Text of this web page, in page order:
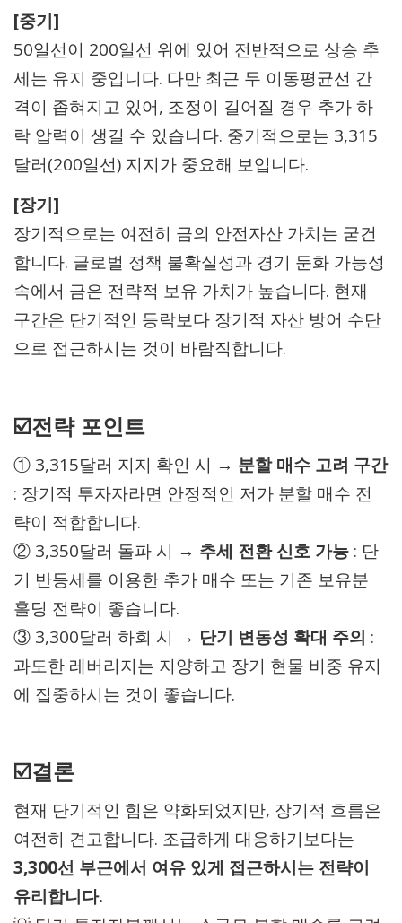
[중기]
50일선이 200일선 위에 있어 전반적으로 상승 추
세는 유지 중입니다. 다만 최근 두 이동평균선 간
격이 좁혀지고 있어, 조정이 길어질 경우 추가 하
락 압력이 생길 수 있습니다. 중기적으로는 3,315
달러(200일선) 지지가 중요해 보입니다.
[장기]
장기적으로는 여전히 금의 안전자산 가치는 굳건
합니다. 글로벌 정책 불확실성과 경기 둔화 가능성
속에서 금은 전략적 보유 가치가 높습니다. 현재
구간은 단기적인 등락보다 장기적 자산 방어 수단
으로 접근하시는 것이 바람직합니다.
☑️전략 포인트
① 3,315달러 지지 확인 시 → 분할 매수 고려 구간
: 장기적 투자자라면 안정적인 저가 분할 매수 전
략이 적합합니다.
② 3,350달러 돌파 시 → 추세 전환 신호 가능 : 단
기 반등세를 이용한 추가 매수 또는 기존 보유분
홀딩 전략이 좋습니다.
③ 3,300달러 하회 시 → 단기 변동성 확대 주의 :
과도한 레버리지는 지양하고 장기 현물 비중 유지
에 집중하시는 것이 좋습니다.
☑️결론
현재 단기적인 힘은 약화되었지만, 장기적 흐름은
여전히 견고합니다. 조급하게 대응하기보다는
3,300선 부근에서 여유 있게 접근하시는 전략이
유리합니다.